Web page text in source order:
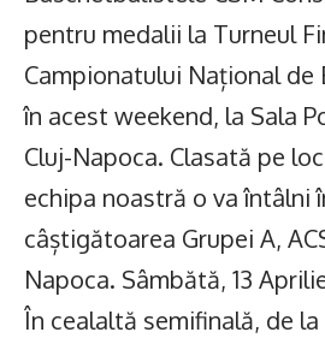
pentru medalii la Turneul
Campionatului Național de
în acest weekend, la Sala
Cluj-Napoca. Clasată pe
echipa noastră o va întâlni
câștigătoarea Grupei A,
Napoca. Sâmbătă, 13
În cealaltă semifinală, de la